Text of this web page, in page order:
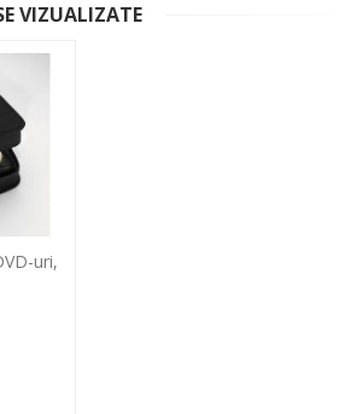
VIZUALIZATE
uri,